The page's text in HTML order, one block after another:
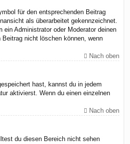
für den entsprechenden Beitrag
als überarbeitet gekennzeichnet.
Administrator oder Moderator deinen
nicht löschen können, wenn
Nach oben
hast, kannst du in jedem
aktivierst. Wenn du einen einzelnen
Nach oben
du diesen Bereich nicht sehen